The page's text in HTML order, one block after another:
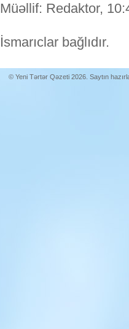
Müəllif: Redaktor,
İsmarıclar bağlıdır.
© Yeni Tərtər Qəzeti 2026. Saytın